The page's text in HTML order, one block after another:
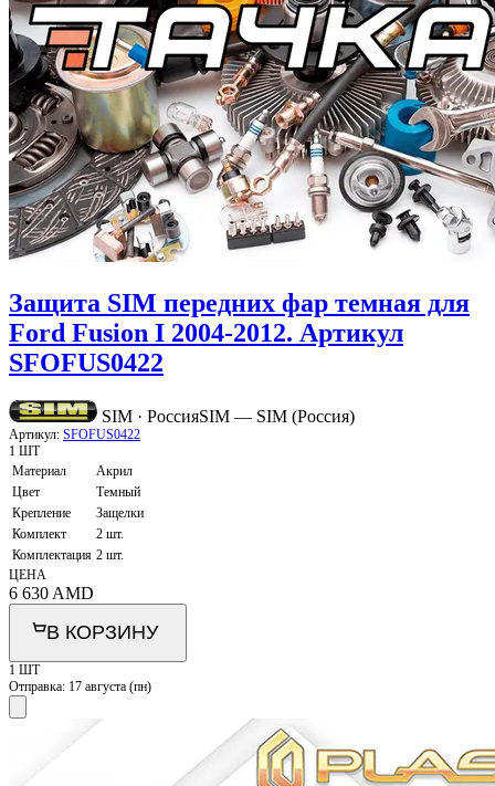
Защита SIM передних фар темная для
Ford Fusion I 2004-2012. Артикул
SFOFUS0422
SIM · РоссияSIM — SIM (Россия)
Артикул: SFOFUS0422
1 ШТ
Материал
Акрил
Цвет
Темный
Крепление
Защелки
Комплект
2 шт.
Комплектация 2 шт.
ЦЕНА
6 630 AMD
В КОРЗИНУ
1 ШТ
Отправка: 17 августа (пн)